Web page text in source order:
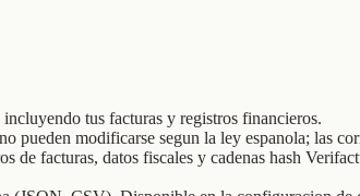
tus facturas y registros financieros.
pueden modificarse segun la ley espanola; las
facturas, datos fiscales y cadenas hash